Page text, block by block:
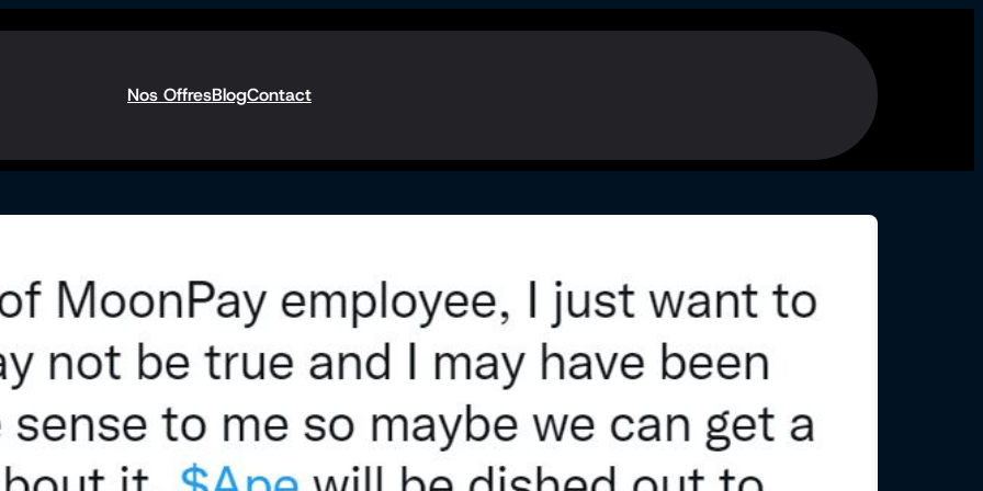
Nos OffresBlogContact